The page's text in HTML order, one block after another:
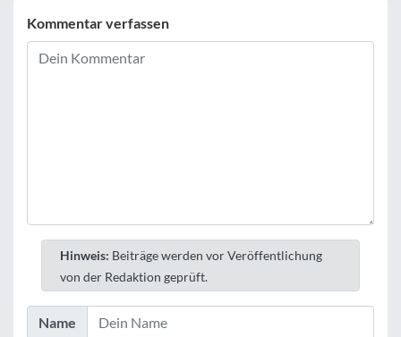
Kommentar verfassen
Hinweis: Beiträge werden vor Veröffentlichung
von der Redaktion geprüft.
Name